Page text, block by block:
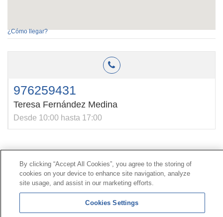
¿Cómo llegar?
976259431
Teresa Fernández Medina
Desde 10:00 hasta 17:00
Contacto|Perfil del contratante|Reclamaciones
Línea Universal 900 203 203|Zona Privada Comisión de
Prestaciones Especiales|Zona Privada Proveedor
By clicking “Accept All Cookies”, you agree to the storing of
cookies on your device to enhance site navigation, analyze
site usage, and assist in our marketing efforts.
Cookies Settings